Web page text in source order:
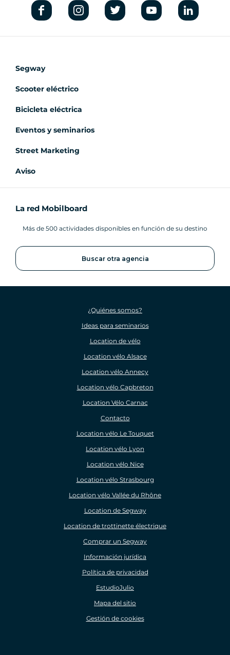
Segway
Scooter eléctrico
Bicicleta eléctrica
Eventos y seminarios
Street Marketing
Aviso
La red Mobilboard
Más de 500 actividades disponibles en función de su destino
Buscar otra agencia
¿Quiénes somos?
Ideas para seminarios
Location de vélo
Location vélo Alsace
Location vélo Annecy
Location vélo Capbreton
Location Vélo Carnac
Contacto
Location vélo Le Touquet
Location vélo Lyon
Location vélo Nice
Location vélo Strasbourg
Location vélo Vallée du Rhône
Location de Segway
Location de trottinette électrique
Comprar un Segway
Información jurídica
Política de privacidad
EstudioJulio
Mapa del sitio
Gestión de cookies